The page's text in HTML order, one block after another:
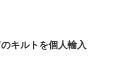
キルトを個人輸入